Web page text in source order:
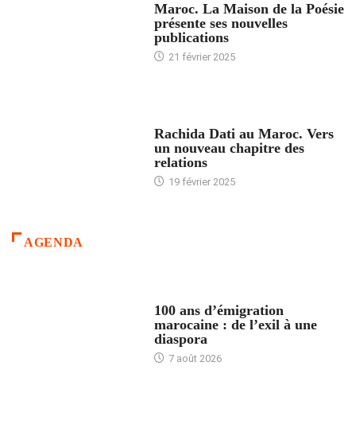
Maroc. La Maison de la Poésie
présente ses nouvelles
publications
21 février 2025
Rachida Dati au Maroc. Vers
un nouveau chapitre des
relations
19 février 2025
AGENDA
100 ans d’émigration
marocaine : de l’exil à une
diaspora
7 août 2026